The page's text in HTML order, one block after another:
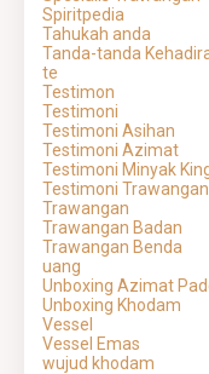
Spiritpedia
Tahukah anda
Tanda-tanda
te
Testimon
Testimoni
Testimoni Asihan
Testimoni Azimat
Testimoni Minyak
Testimoni Trawangan
Trawangan
Trawangan Badan
Trawangan Benda
uang
Unboxing Azimat
Unboxing Khodam
Vessel
Vessel Emas
wujud khodam